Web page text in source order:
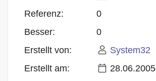
Blog
Referenz:
0
Besser:
0
Erstellt von:
System32
Erstellt am:
28.06.2005